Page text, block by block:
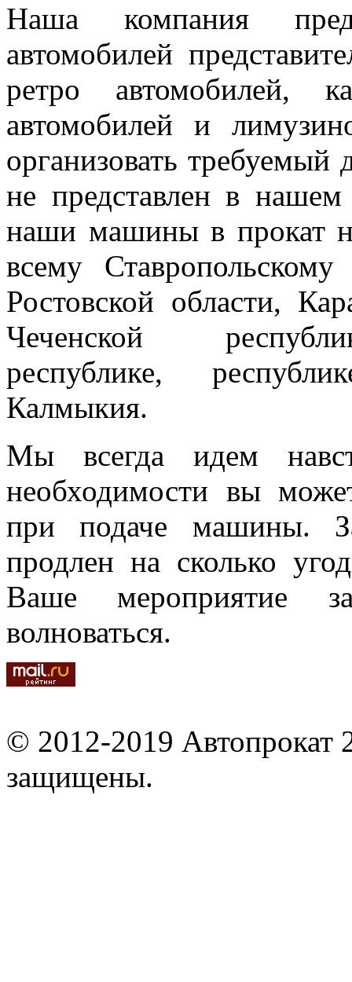
Наша компания
автомобилей
ретро автомобилей,
автомобилей и
организовать требуемый
не представлен в
наши машины в прокат
всему
Ростовской области,
Чеченской
республике,
Калмыкия.
Мы всегда идем
необходимости вы
при подаче машины.
продлен на сколько
Ваше мероприятие
волноваться.
© 2012-2019 Автопрокат
защищены.